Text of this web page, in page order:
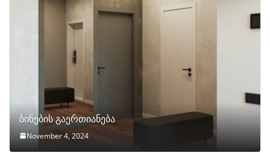
ბინების გაერთიანება
November 4, 2024